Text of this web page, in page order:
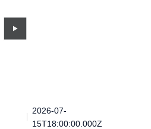
2026-07-
15T18:00:00.000Z